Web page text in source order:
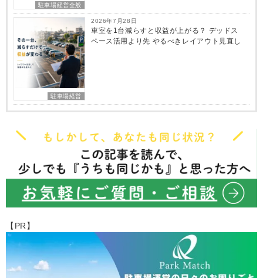
駐車場経営全般
駐車場経営
2026年7月28日
車室を1台減らすと収益が上がる？ デッドス
ペース活用より先 やるべきレイアウト見直し
【PR】